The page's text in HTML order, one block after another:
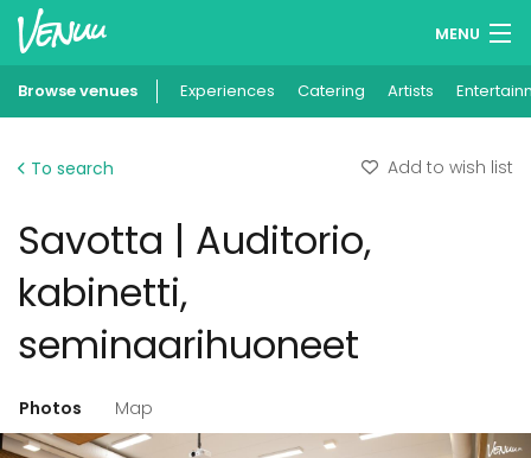
MENU
Wish lists
Add your venue
Browse venues Experiences Catering Artists
To search Add to wish list
Savotta | Auditorio,
kabinetti,
seminaarihuoneet
Photos Map